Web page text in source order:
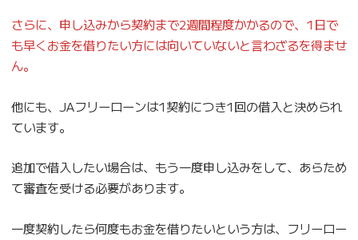
さらに、申し込みから契約まで2週間程度かかるので、1日で
も早くお金を借りたい方には向いていないと言わざるを得ませ
ん。
他にも、JAフリーローンは1契約につき1回の借入と決められ
ています。
追加で借入したい場合は、もう一度申し込みをして、あらため
て審査を受ける必要があります。
一度契約したら何度もお金を借りたいという方は、フリーロー